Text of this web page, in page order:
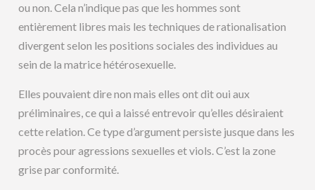
ou non. Cela n’indique pas que les hommes sont
entièrement libres mais les techniques de rationalisation
divergent selon les positions sociales des individues au
sein de la matrice hétérosexuelle.
Elles pouvaient dire non mais elles ont dit oui aux
préliminaires, ce qui a laissé entrevoir qu’elles désiraient
cette relation. Ce type d’argument persiste jusque dans les
procès pour agressions sexuelles et viols. C’est la zone
grise par conformité.